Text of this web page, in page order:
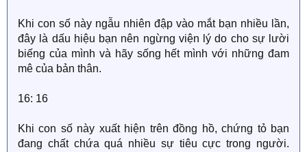
Khi con số này ngẫu nhiên đập vào mắt bạn nhiều lần,
đây là dấu hiệu bạn nên ngừng viện lý do cho sự lười
biếng của mình và hãy sống hết mình với những đam
mê của bản thân.
16: 16
Khi con số này xuất hiện trên đồng hồ, chứng tỏ bạn
đang chất chứa quá nhiều sự tiêu cực trong người.